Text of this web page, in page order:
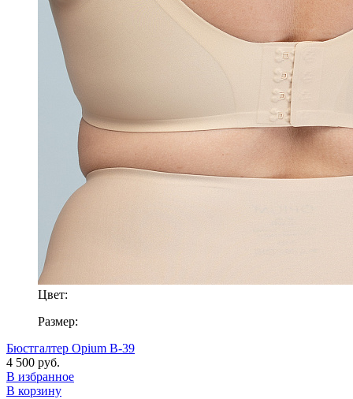
Цвет:
Размер:
Бюстгалтер Opium B-39
4 500 руб.
В избранное
В корзину